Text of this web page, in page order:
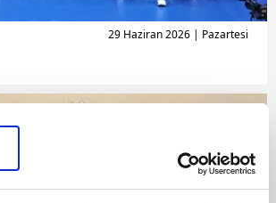
29 Haziran 2026 | Pazartesi